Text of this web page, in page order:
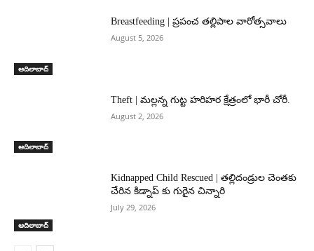
ఆదిలాబాద్
Breastfeeding | ప్రపంచ తల్లిపాల వారోత్సవాలు
August 5, 2026
ఆదిలాబాద్
Theft | మల్లన్న గుట్ట హరిహర క్షేత్రంలో భారీ చోరీ.
August 2, 2026
ఆదిలాబాద్
Kidnapped Child Rescued | తల్లిదండ్రుల చెంతకు
చేరిన కిడ్నాప్ కు గురైన చిన్నారి
July 29, 2026